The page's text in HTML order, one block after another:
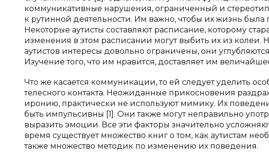
коммуникативные нарушения, ограниченный и
к рутинной деятельности. Им важно, чтобы их жизнь
Некоторые аутисты составляют расписание, которому
изменения в этом расписании могут выбить их из колеи.
аутистов интересы довольно ограничены, они
Изучение того, что им нравится, доставляет им
Что же касается коммуникации, то ей следует уделить
телесного контакта. Неожиданные прикосновения
иронию, практически не используют мимику. Их
быть импульсивны [1]. Они также могут неправильно
выразить эмоции. Все эти факторы значительно
время существует множество книг о том, как аутистам
также множество методик по изменению их поведения.